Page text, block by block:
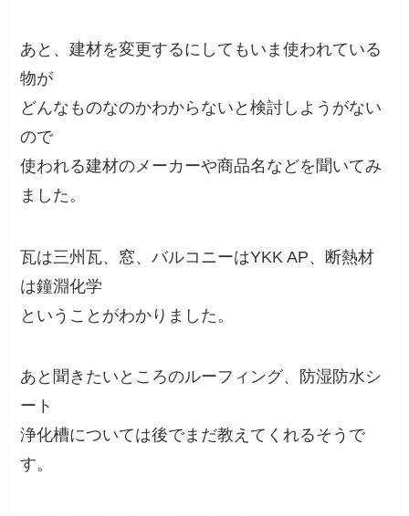
あと、建材を変更するにしてもいま使われている
物が
どんなものなのかわからないと検討しようがない
ので
使われる建材のメーカーや商品名などを聞いてみ
ました。
瓦は三州瓦、窓、バルコニーはYKK AP、断熱材
は鐘淵化学
ということがわかりました。
あと聞きたいところのルーフィング、防湿防水シ
ート
浄化槽については後でまだ教えてくれるそうで
す。